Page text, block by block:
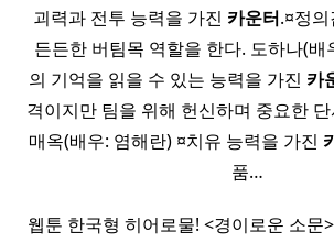
괴력과 전투 능력을 가진 카운터.¤정
든든한 버팀목 역할을 한다. 도하나(배
의 기억을 읽을 수 있는 능력을 가진 카
격이지만 팀을 위해 헌신하며 중요한
매옥(배우: 염해란) ¤치유 능력을 가진
품…
웹툰 한국형 히어로물! <경이로운 소문